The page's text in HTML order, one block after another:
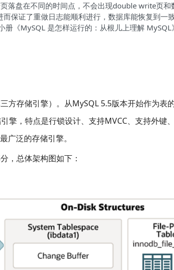
盘在不同的时间点，不会出现double write页和
保证了重做日志能顺利进行，数据库能恢复到一
《MySQL 是怎样运行的：从根儿上理解
存储引擎）。从MySQL 5.5版本开始作为表的
擎，特点是行锁设计、支持MVCC、支持外键
广泛的存储引擎。
，总体架构图如下：